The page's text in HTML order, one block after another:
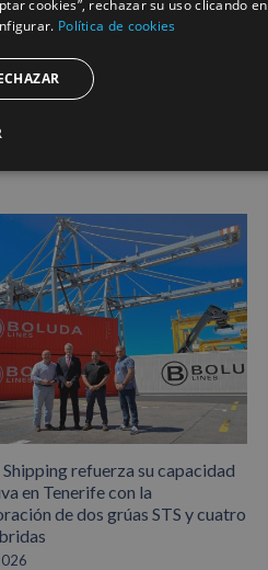
Facebook
X LinkedInWhatsApp
refuerza su capacidad
en Tenerife con la
de dos grúas STS y cuatro
cookies”, rechazar su uso clicando en
Política de cookies